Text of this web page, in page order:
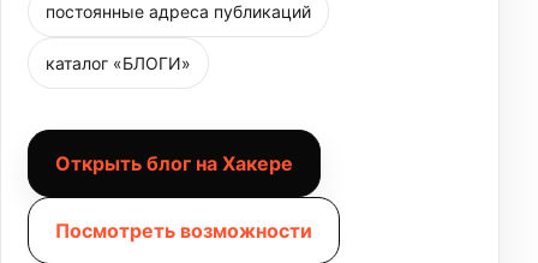
постоянные адреса публикаций
каталог «БЛОГИ»
Открыть блог на Хакере
Посмотреть возможности